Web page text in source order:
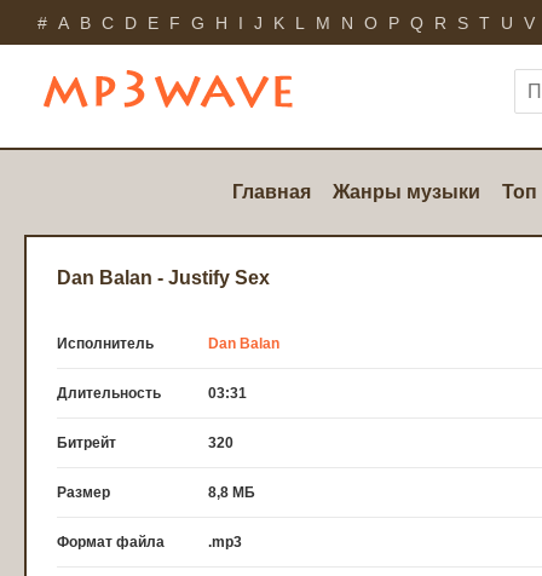
# A B C D E F G H I J K L M N O P Q R S T U V
Главная Жанры музыки Топ
Dan Balan - Justify Sex
Исполнитель Dan Balan
Длительность 03:31
Битрейт 320
Размер 8,8 МБ
Формат файла .mp3